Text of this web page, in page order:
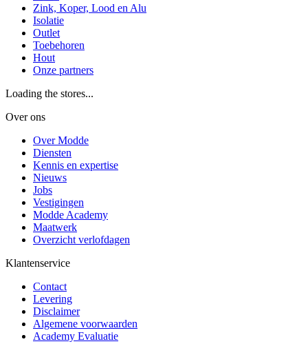
Zink, Koper, Lood en Alu
Isolatie
Outlet
Toebehoren
Hout
Onze partners
Loading the stores...
Over ons
Over Modde
Diensten
Kennis en expertise
Nieuws
Jobs
Vestigingen
Modde Academy
Maatwerk
Overzicht verlofdagen
Klantenservice
Contact
Levering
Disclaimer
Algemene voorwaarden
Academy Evaluatie